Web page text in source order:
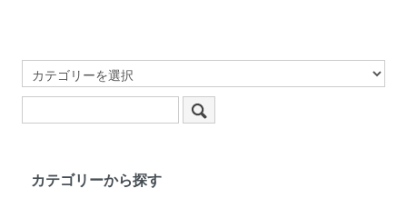
カテゴリーから探す